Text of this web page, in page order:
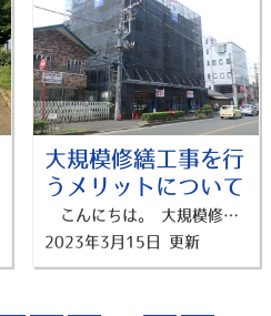
大規模修繕工事を行
うメリットについて
こんにちは。 大規模修繕工事専門店「修繕プランナー横浜」の吉田です。 最近急にあったかくなってきて、気持ちがいいですね。 お散歩するのにちょうどいい天気でついつい歩きすぎちゃいます。 神奈川県では、3月17日開花予想となっています！今年も綺麗な桜が観れるのが楽しみですね！ さて、今回は、 大規模修繕工事を行うメリットについてお話ししたいと思います。 もうご存知の方もいらっしゃるかもしれませんが、ぜひ読んで大規模修繕工事への期待をさらに高めていってください！ 今日、ご紹介する大規模修繕工事のメリットは3つ！ ①建物の安全性の向上 ②時代にあった居住性の提供につながる ③資産価値を維持する [建物の安全性の向上] 新築時にいくら頑丈なマンションでも、 年月が経つにつれて、不具合が生じてしまいます。 マンションの大規模修繕工事では建物の劣化診断を行い、 適切な補修作業を施しながら進めるため、 見た目ではわからない、内部の不具合も気づいて修繕することが可能になります。 地震の多い日本では特に、 建物の耐久性が大切になっていきます。 建物劣化の状況を知り、 適切な時期に修繕工事を行うことで、安全性を保つことができます。 [時代にあった居住性の提供につながる] 時代の移り変わりにより、 居住者がマンションに求める設備は変わっていきます。 現在では、Wifi設備の導入や、防犯設備、バリアフリーなどが 居住者が求めるマンション設備として挙げられます。 「バリアフリー工事」や「セキュリティ工事」を行うことにより、今よりもさらに住みやすいマンションになっていきます。 [資産価値を維持する] 老朽化した建物の資産価値は、 時間が経つにつれてどんどん低下してしまいます。 大規模修繕工事を行うことで、 老朽化による資産価値の低下を防ぐことができます。 また、建物の居住性・利便性が上がることで、 資産価値の向上も見込めます。 大規模修繕工事は費用がかかってしまうというデメリットもありますが、 欠陥が見つかる前に工事を施すことで、 費用を抑えることができるためお得…！なんてことも！ ぜひ、計画的な工事を行っていきましょう！ 横浜市で大規模修繕・防水工事の事でお悩みなら 「修繕プランナー横浜」までご相談下さい。 ▼お問い合わせはこちら！ 分かりやすく、相談しやすい！ 横浜市内に大規模修繕が気軽に相談できるショールームOPEN中！ ▼来店予約はこちら！
2023年3月15日 更新